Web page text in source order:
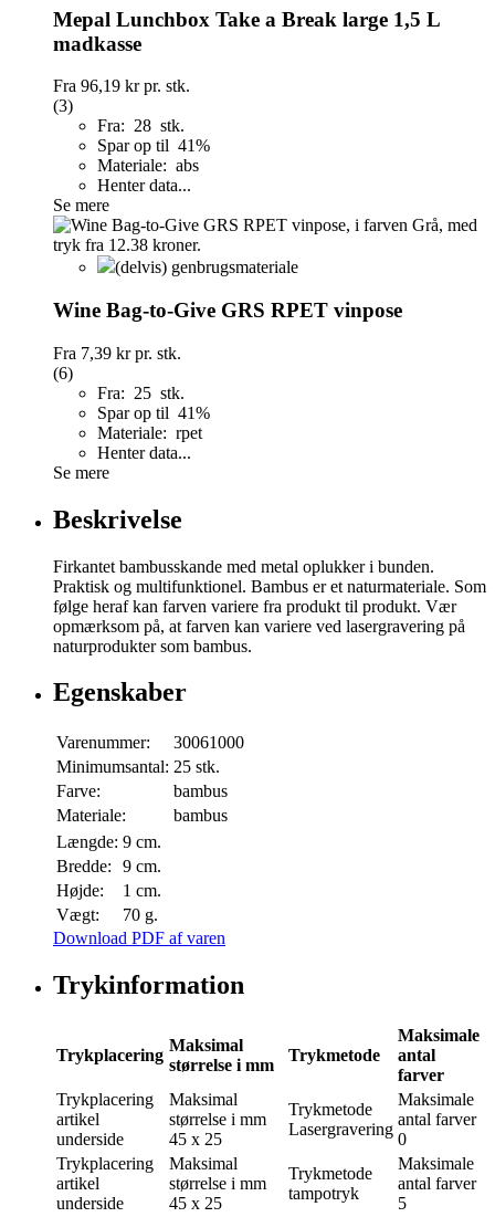
Mepal Lunchbox Take a Break large 1,5 L
madkasse
Fra 96,19 krpr. stk.
(3)
Fra: 28 stk.
Spar op til 41%
Materiale: abs
Henter data...
Se mere
(delvis) genbrugsmateriale
Wine Bag-to-Give GRS RPET vinpose
Fra 7,39 krpr. stk.
(6)
Fra: 25 stk.
Spar op til 41%
Materiale: rpet
Henter data...
Se mere
Beskrivelse
Firkantet bambusskande med metal oplukker i bunden.
Praktisk og multifunktionel. Bambus er et naturmateriale. Som
følge heraf kan farven variere fra produkt til produkt. Vær
opmærksom på, at farven kan variere ved lasergravering på
naturprodukter som bambus.
Egenskaber
Varenummer:
30061000
Minimumsantal: 25 stk.
Farve:
bambus
Materiale:
bambus
Længde: 9 cm.
Bredde:
9 cm.
Højde:
1 cm.
Vægt:
70 g.
Download PDF af varen
Trykinformation
Trykplacering
Maksimal
størrelse i mm
Trykmetode
Maksimale
antal
farver
Trykplacering
artikel
underside
Maksimal
størrelse i mm
45 x 25
Trykmetode
Lasergravering
Maksimale
antal farver
0
Trykplacering
artikel
underside
Maksimal
størrelse i mm
45 x 25
Trykmetode
tampotryk
Maksimale
antal farver
5